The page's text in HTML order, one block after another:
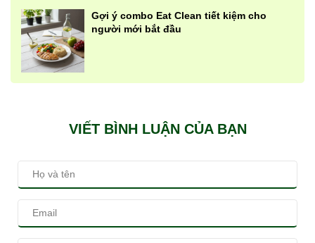
Gợi ý combo Eat Clean tiết kiệm cho
người mới bắt đầu
VIẾT BÌNH LUẬN CỦA BẠN